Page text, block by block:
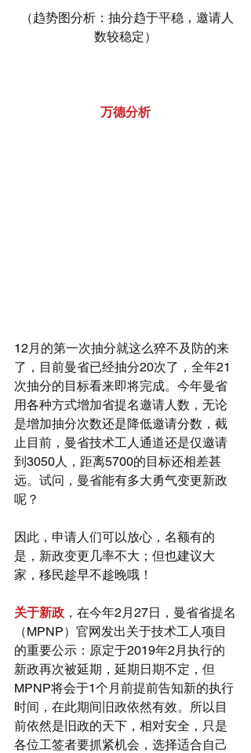
数较稳定）
万德分析
12月的第一次抽分就这么猝不及防的来
了，目前曼省已经抽分20次了，全年21
次抽分的目标看来即将完成。今年曼省
用各种方式增加省提名邀请人数，无论
是增加抽分次数还是降低邀请分数，截
止目前，曼省技术工人通道还是仅邀请
到3050人，距离5700的目标还相差甚
远。试问，曼省能有多大勇气变更新政
呢？
因此，申请人们可以放心，名额有的
是，新政变更几率不大；但也建议大
家，移民趁早不趁晚哦！
关于新政 ，在今年2月27日，曼省省提名
（MPNP）官网发出关于技术工人项目
的重要公示：原定于2019年2月执行的
新政再次被延期，延期日期不定，但
MPNP将会于1个月前提前告知新的执行
时间，在此期间旧政依然有效。所以目
前依然是旧政的天下，相对安全，只是
各位工签者要抓紧机会，选择适合自己